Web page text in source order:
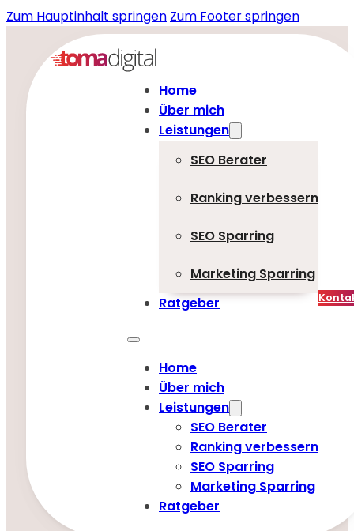
Zum Hauptinhalt springen Zum Footer springen
Home
Über mich
Leistungen
SEO Berater
Ranking verbessern
SEO Sparring
Marketing Sparring
Ratgeber
Home
Über mich
Leistungen
SEO Berater
Ranking verbessern
SEO Sparring
Marketing Sparring
Ratgeber